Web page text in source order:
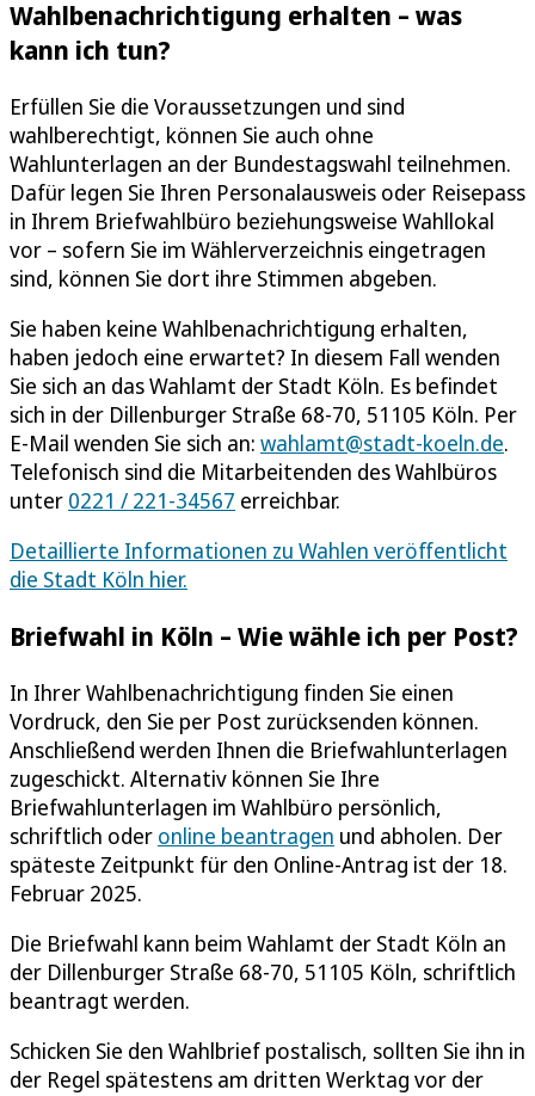
Wahlbenachrichtigung erhalten – was
kann ich tun?
Erfüllen Sie die Voraussetzungen und sind
wahlberechtigt, können Sie auch ohne
Wahlunterlagen an der Bundestagswahl teilnehmen.
Dafür legen Sie Ihren Personalausweis oder Reisepass
in Ihrem Briefwahlbüro beziehungsweise Wahllokal
vor – sofern Sie im Wählerverzeichnis eingetragen
sind, können Sie dort ihre Stimmen abgeben.
Sie haben keine Wahlbenachrichtigung erhalten,
haben jedoch eine erwartet? In diesem Fall wenden
Sie sich an das Wahlamt der Stadt Köln. Es befindet
sich in der Dillenburger Straße 68-70, 51105 Köln. Per
E-Mail wenden Sie sich an: wahlamt@stadt-koeln.de.
Telefonisch sind die Mitarbeitenden des Wahlbüros
unter 0221 / 221-34567 erreichbar.
Detaillierte Informationen zu Wahlen veröffentlicht
die Stadt Köln hier.
Briefwahl in Köln – Wie wähle ich per Post?
In Ihrer Wahlbenachrichtigung finden Sie einen
Vordruck, den Sie per Post zurücksenden können.
Anschließend werden Ihnen die Briefwahlunterlagen
zugeschickt. Alternativ können Sie Ihre
Briefwahlunterlagen im Wahlbüro persönlich,
schriftlich oder online beantragen und abholen. Der
späteste Zeitpunkt für den Online-Antrag ist der 18.
Februar 2025.
Die Briefwahl kann beim Wahlamt der Stadt Köln an
der Dillenburger Straße 68-70, 51105 Köln, schriftlich
beantragt werden.
Schicken Sie den Wahlbrief postalisch, sollten Sie ihn in
der Regel spätestens am dritten Werktag vor der